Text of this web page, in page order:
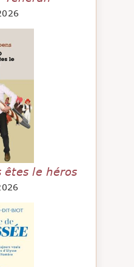
êtes le héros